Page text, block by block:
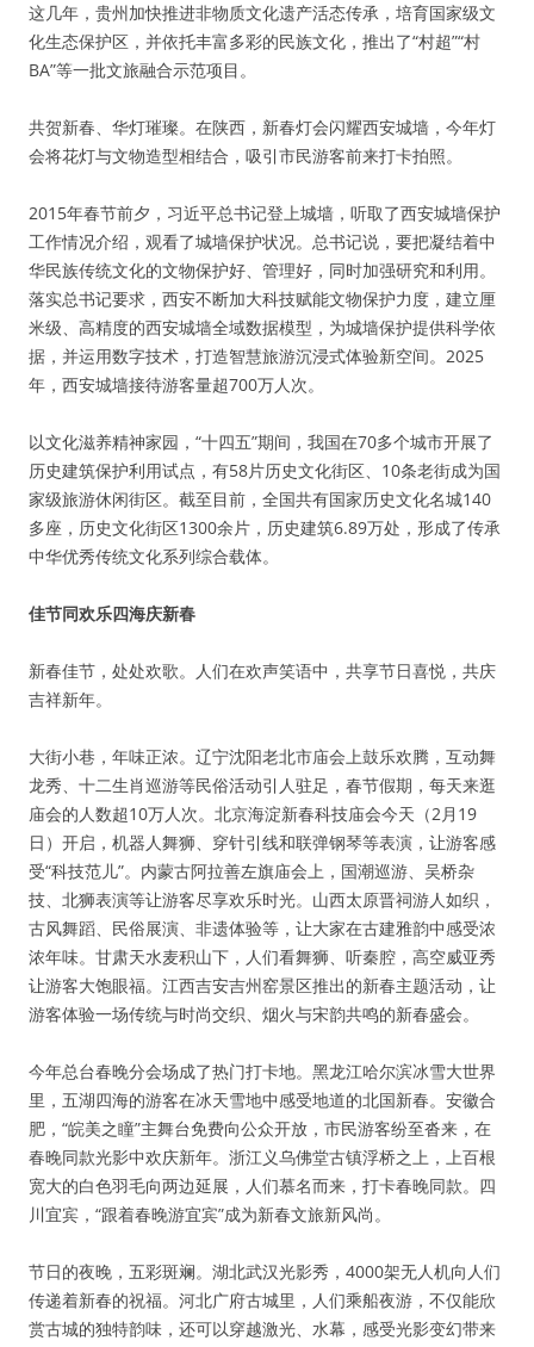
这几年，贵州加快推进非物质文化遗产活态传承，培育国家级文
化生态保护区，并依托丰富多彩的民族文化，推出了“村超”“村
BA”等一批文旅融合示范项目。
共贺新春、华灯璀璨。在陕西，新春灯会闪耀西安城墙，今年灯
会将花灯与文物造型相结合，吸引市民游客前来打卡拍照。
2015年春节前夕，习近平总书记登上城墙，听取了西安城墙保护
工作情况介绍，观看了城墙保护状况。总书记说，要把凝结着中
华民族传统文化的文物保护好、管理好，同时加强研究和利用。
落实总书记要求，西安不断加大科技赋能文物保护力度，建立厘
米级、高精度的西安城墙全域数据模型，为城墙保护提供科学依
据，并运用数字技术，打造智慧旅游沉浸式体验新空间。2025
年，西安城墙接待游客量超700万人次。
以文化滋养精神家园，“十四五”期间，我国在70多个城市开展了
历史建筑保护利用试点，有58片历史文化街区、10条老街成为国
家级旅游休闲街区。截至目前，全国共有国家历史文化名城140
多座，历史文化街区1300余片，历史建筑6.89万处，形成了传承
中华优秀传统文化系列综合载体。
佳节同欢乐四海庆新春
新春佳节，处处欢歌。人们在欢声笑语中，共享节日喜悦，共庆
吉祥新年。
大街小巷，年味正浓。辽宁沈阳老北市庙会上鼓乐欢腾，互动舞
龙秀、十二生肖巡游等民俗活动引人驻足，春节假期，每天来逛
庙会的人数超10万人次。北京海淀新春科技庙会今天（2月19
日）开启，机器人舞狮、穿针引线和联弹钢琴等表演，让游客感
受“科技范儿”。内蒙古阿拉善左旗庙会上，国潮巡游、吴桥杂
技、北狮表演等让游客尽享欢乐时光。山西太原晋祠游人如织，
古风舞蹈、民俗展演、非遗体验等，让大家在古建雅韵中感受浓
浓年味。甘肃天水麦积山下，人们看舞狮、听秦腔，高空威亚秀
让游客大饱眼福。江西吉安吉州窑景区推出的新春主题活动，让
游客体验一场传统与时尚交织、烟火与宋韵共鸣的新春盛会。
今年总台春晚分会场成了热门打卡地。黑龙江哈尔滨冰雪大世界
里，五湖四海的游客在冰天雪地中感受地道的北国新春。安徽合
肥，“皖美之瞳”主舞台免费向公众开放，市民游客纷至沓来，在
春晚同款光影中欢庆新年。浙江义乌佛堂古镇浮桥之上，上百根
宽大的白色羽毛向两边延展，人们慕名而来，打卡春晚同款。四
川宜宾，“跟着春晚游宜宾”成为新春文旅新风尚。
节日的夜晚，五彩斑斓。湖北武汉光影秀，4000架无人机向人们
传递着新春的祝福。河北广府古城里，人们乘船夜游，不仅能欣
赏古城的独特韵味，还可以穿越激光、水幕，感受光影变幻带来